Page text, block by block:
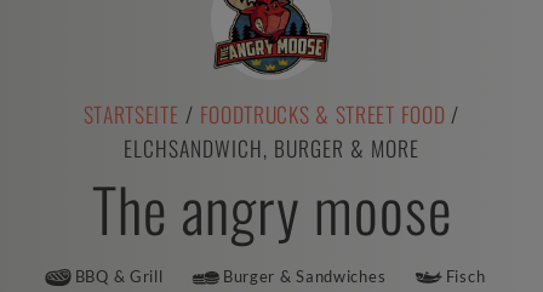
STARTSEITE / FOODTRUCKS & STREET FOOD /
ELCHSANDWICH, BURGER & MORE
The angry moose
BBQ & Grill Burger & Sandwiches
Fisch